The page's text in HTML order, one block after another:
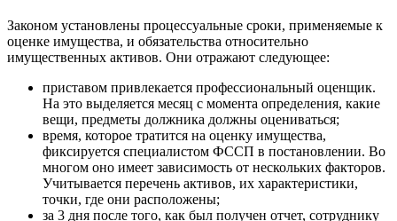
Законом установлены процессуальные сроки, применяемые к
оценке имущества, и обязательства относительно
имущественных активов. Они отражают следующее:
приставом привлекается профессиональный оценщик.
На это выделяется месяц с момента определения, какие
вещи, предметы должника должны оцениваться;
время, которое тратится на оценку имущества,
фиксируется специалистом ФССП в постановлении. Во
многом оно имеет зависимость от нескольких факторов.
Учитывается перечень активов, их характеристики,
точки, где они расположены;
за 3 дня после того, как был получен отчет, сотруднику